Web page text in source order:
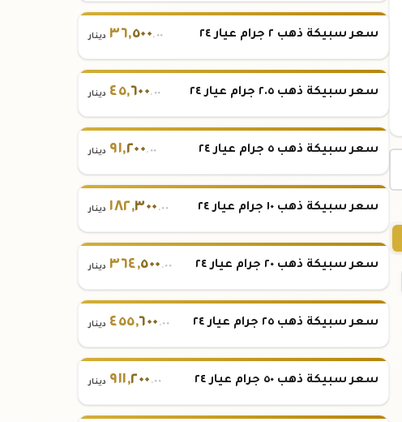
سعر سبيكة ذهب ٢ جرام عيار ٢٤ ٣٦,٥٠٠.٠٠ دينار
سعر سبيكة ذهب ٢.٥ جرام عيار ٢٤ ٤٥,٦٠٠.٠٠ دينار
سعر سبيكة ذهب ٥ جرام عيار ٢٤ ٩١,٢٠٠.٠٠ دينار
سعر سبيكة ذهب ١٠ جرام عيار ٢٤ ١٨٢,٣٠٠ .٠٠ دينار
سعر سبيكة ذهب ٢٠ جرام عيار ٢٤ ٣٦٤,٥٠٠ .٠٠ دينار
سعر سبيكة ذهب ٢٥ جرام عيار ٢٤ ٤٥٥,٦٠٠ .٠٠ دينار
سعر سبيكة ذهب ٥٠ جرام عيار ٢٤ ٩١١,٢٠٠ .٠٠ دينار